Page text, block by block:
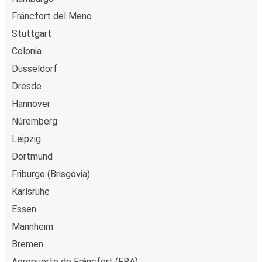
tarjeta de crédito, PayPal, Google y Apple Pay. Además,
es posible pagar en efectivo a bordo o en un punto de
venta.
Fráncfort del Meno
Stuttgart
Colonia
Düsseldorf
Dresde
Hannover
Núremberg
Leipzig
Dortmund
Friburgo (Brisgovia)
Karlsruhe
Essen
Mannheim
Bremen